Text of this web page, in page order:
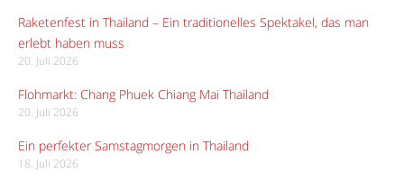
Raketenfest in Thailand – Ein traditionelles Spektakel, das man
erlebt haben muss
20. Juli 2026
Flohmarkt: Chang Phuek Chiang Mai Thailand
20. Juli 2026
Ein perfekter Samstagmorgen in Thailand
18. Juli 2026